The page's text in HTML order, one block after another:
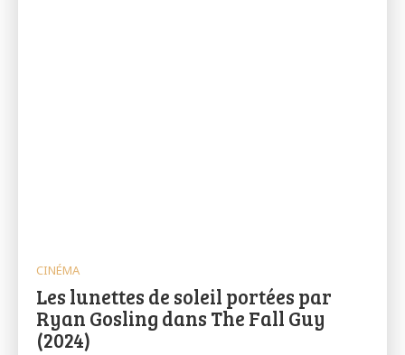
CINÉMA
Les lunettes de soleil portées par
Ryan Gosling dans The Fall Guy
(2024)